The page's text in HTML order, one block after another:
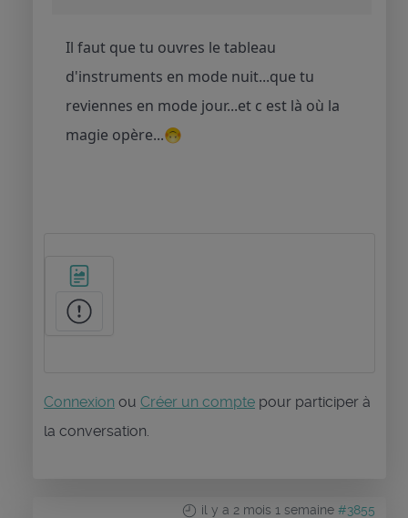
Il faut que tu ouvres le tableau
d'instruments en mode nuit...que tu
reviennes en mode jour...et c est là où la
magie opère...
Connexion ou Créer un compte pour participer à
la conversation.
il y a 2 mois 1 semaine #3855